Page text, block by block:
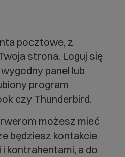
pocztowe, z
strona. Loguj się
panel lub
program
czy Thunderbird.
możesz mieć
będziesz kontakcie
kontrahentami, a do